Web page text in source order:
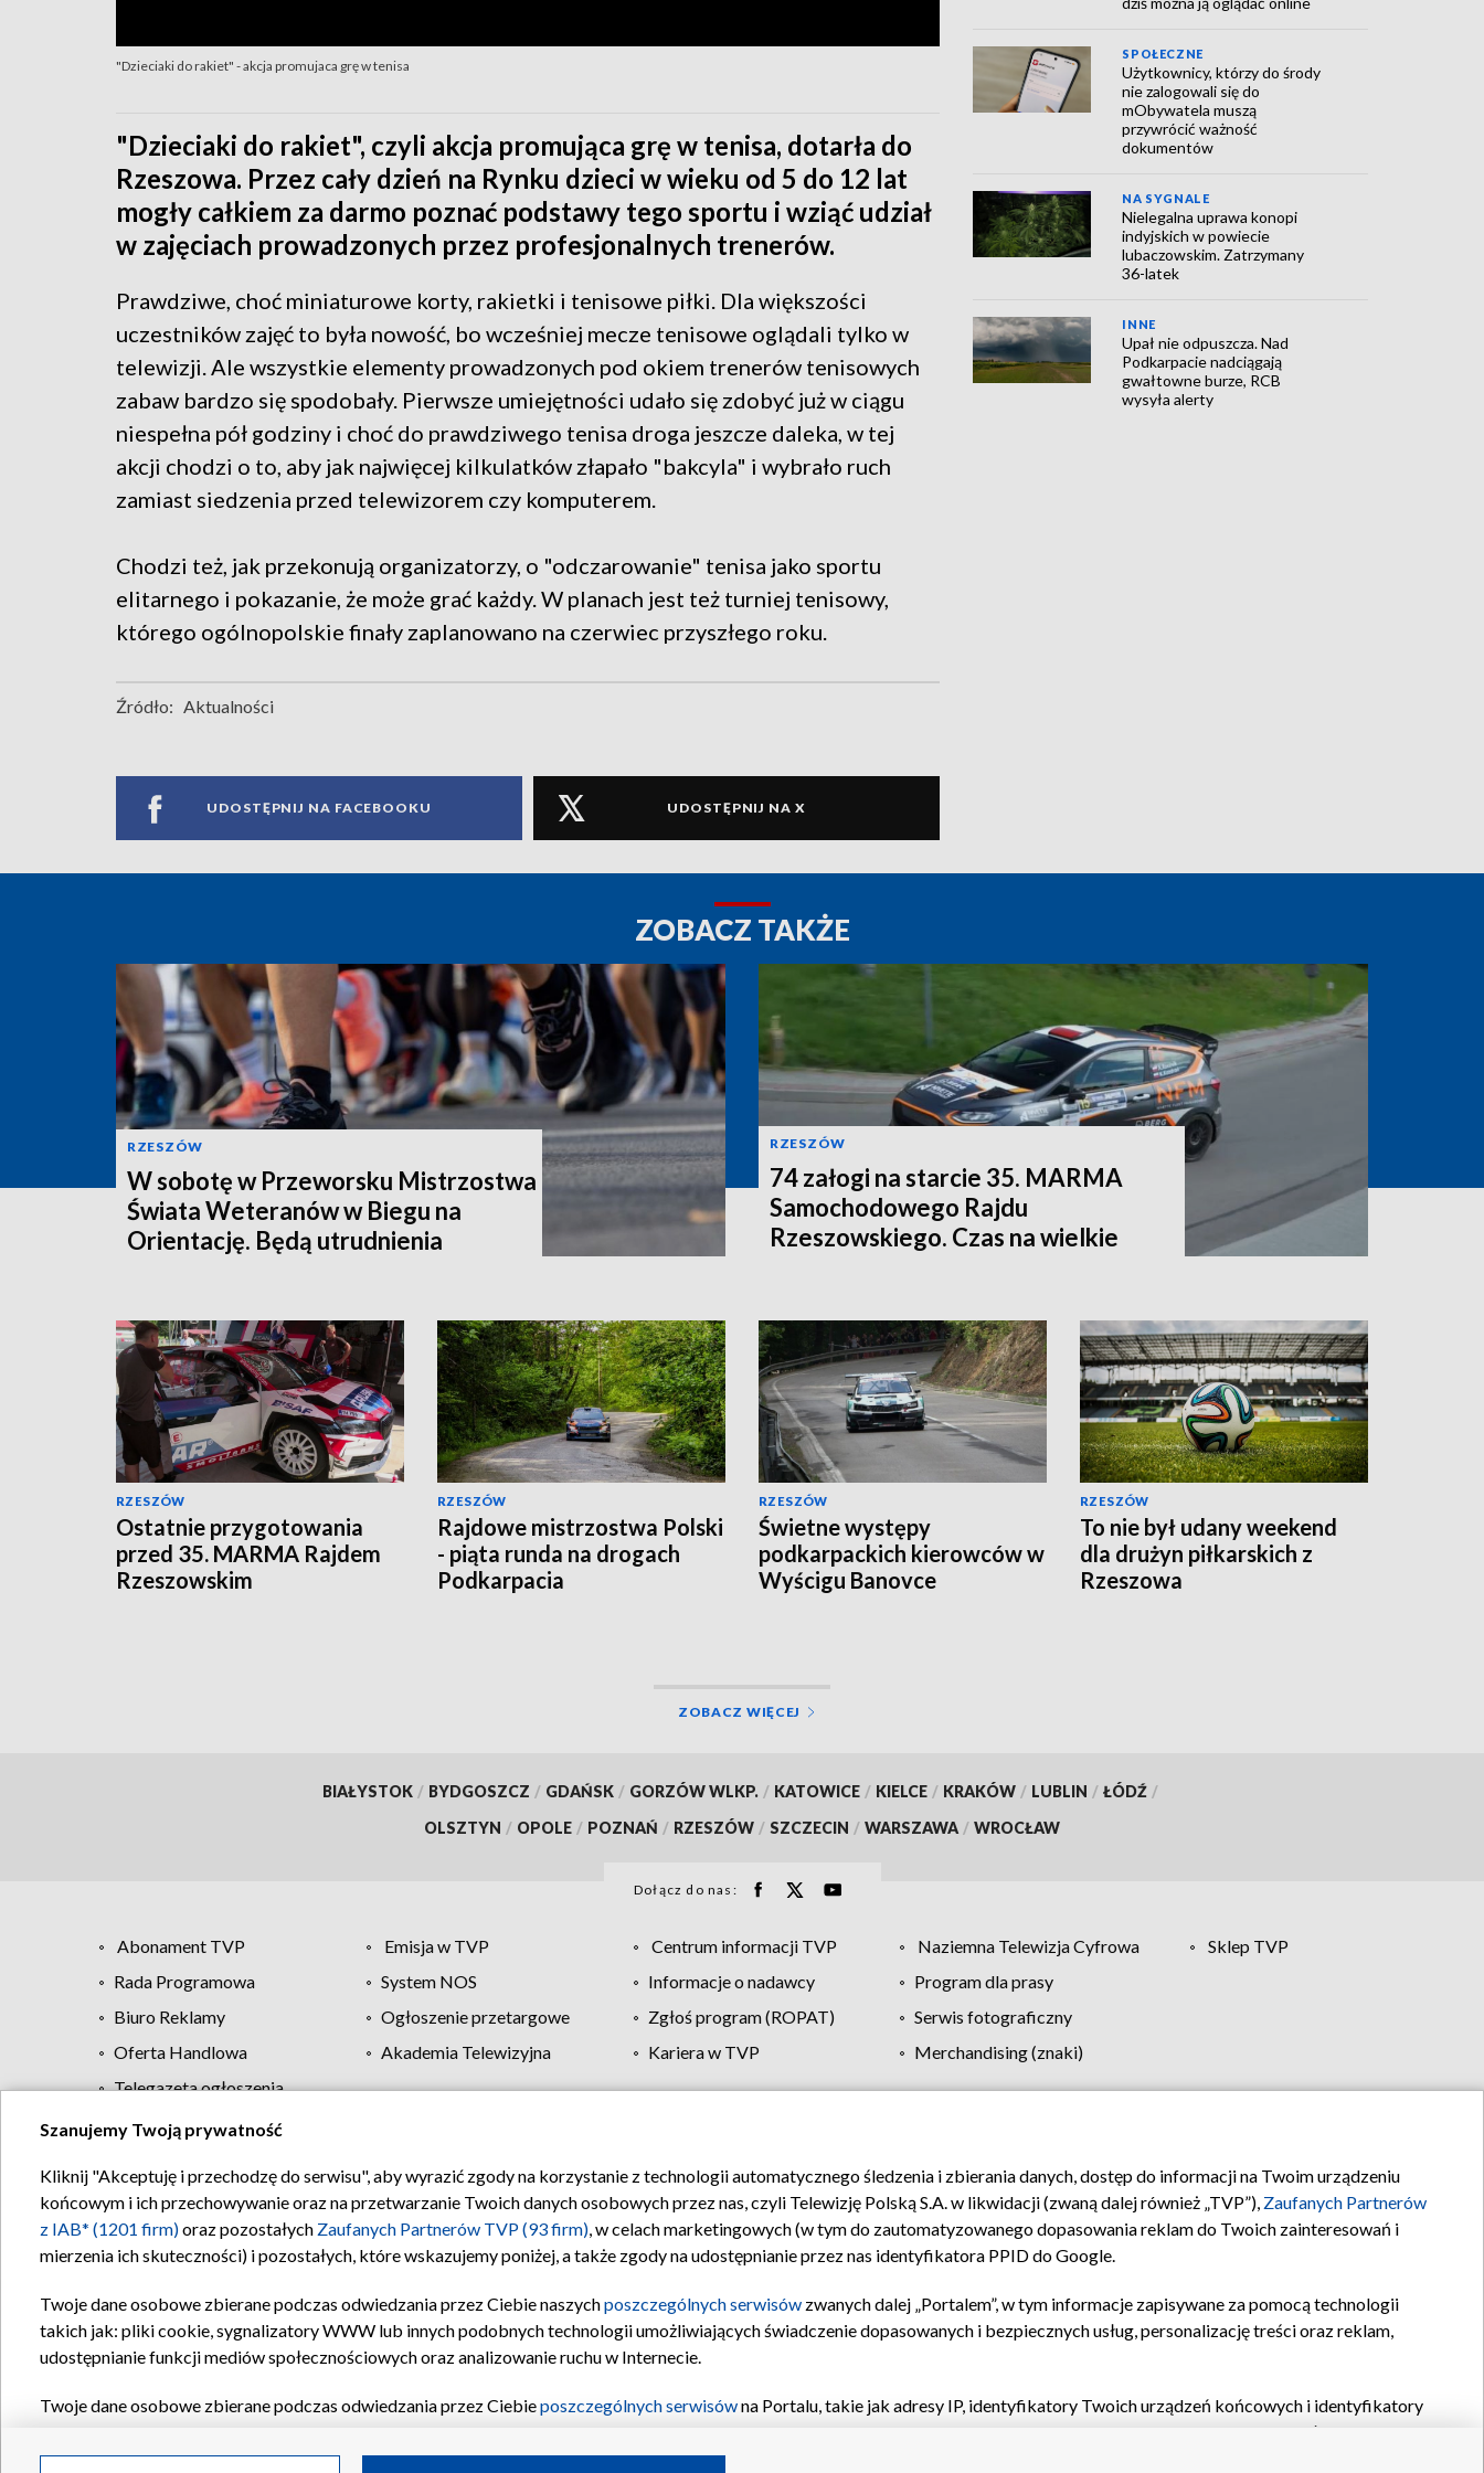
"Dzieciaki do rakiet" - akcja promujaca grę w tenisa
"Dzieciaki do rakiet", czyli akcja promująca grę w tenisa, dotarła do
Rzeszowa. Przez cały dzień na Rynku dzieci w wieku od 5 do 12 lat
mogły całkiem za darmo poznać podstawy tego sportu i wziąć udział
w zajęciach prowadzonych przez profesjonalnych trenerów.
Prawdziwe, choć miniaturowe korty, rakietki i tenisowe piłki. Dla większości
uczestników zajęć to była nowość, bo wcześniej mecze tenisowe oglądali tylko w
telewizji. Ale wszystkie elementy prowadzonych pod okiem trenerów tenisowych
zabaw bardzo się spodobały. Pierwsze umiejętności udało się zdobyć już w ciągu
niespełna pół godziny i choć do prawdziwego tenisa droga jeszcze daleka, w tej
akcji chodzi o to, aby jak najwięcej kilkulatków złapało "bakcyla" i wybrało ruch
zamiast siedzenia przed telewizorem czy komputerem.
Chodzi też, jak przekonują organizatorzy, o "odczarowanie" tenisa jako sportu
elitarnego i pokazanie, że może grać każdy. W planach jest też turniej tenisowy,
którego ogólnopolskie finały zaplanowano na czerwiec przyszłego roku.
Źródło: Aktualności
UDOSTĘPNIJ NA FACEBOOKU UDOSTĘPNIJ NA X
SPOŁECZNE
Użytkownicy, którzy do środy
nie zalogowali się do
mObywatela muszą
przywrócić ważność
dokumentów
NA SYGNALE
Nielegalna uprawa konopi
indyjskich w powiecie
lubaczowskim. Zatrzymany
36-latek
INNE
Upał nie odpuszcza. Nad
Podkarpacie nadciągają
gwałtowne burze, RCB
wysyła alerty
ZOBACZ TAKŻE
RZESZÓW
W sobotę w Przeworsku Mistrzostwa
Świata Weteranów w Biegu na
Orientację. Będą utrudnienia
RZESZÓW
74 załogi na starcie 35. MARMA
Samochodowego Rajdu
Rzeszowskiego. Czas na wielkie
RZESZÓW
Ostatnie przygotowania
przed 35. MARMA Rajdem
Rzeszowskim
RZESZÓW
Rajdowe mistrzostwa Polski
- piąta runda na drogach
Podkarpacia
RZESZÓW
Świetne występy
podkarpackich kierowców w
Wyścigu Banovce
RZESZÓW
To nie był udany weekend
dla drużyn piłkarskich z
Rzeszowa
ZOBACZ WIĘCEJ
BIAŁYSTOK / BYDGOSZCZ / GDAŃSK / GORZÓW WLKP. / KATOWICE / KIELCE / KRAKÓW / LUBLIN / ŁÓDŹ /
OLSZTYN / OPOLE / POZNAŃ / RZESZÓW / SZCZECIN / WARSZAWA / WROCŁAW
Dołącz do nas:
Abonament TVP Emisja w TVP Centrum informacji TVP Naziemna Telewizja Cyfrowa
Sklep TVP
Rada Programowa
System NOS Informacje o nadawcy
Program dla prasy
Biuro Reklamy
Ogłoszenie przetargowe Zgłoś program (ROPAT)
Serwis fotograficzny
Oferta Handlowa
Akademia Telewizyjna Kariera w TVP
Merchandising (znaki)
Telegazeta ogłoszenia
Regulamin TVP Polityka prywatności Moje zgody Pomoc Biuro reklamy Kontakt
Szanujemy Twoją prywatność
Kliknij "Akceptuję i przechodzę do serwisu", aby wyrazić zgody na korzystanie z technologii automatycznego śledzenia i zbierania danych, dostęp do informacji na Twoim urządzeniu
końcowym i ich przechowywanie oraz na przetwarzanie Twoich danych osobowych przez nas, czyli Telewizję Polską S.A. w likwidacji (zwaną dalej również „TVP”), Zaufanych Partnerów
z IAB* (1201 firm)oraz pozostałych Zaufanych Partnerów TVP (93 firm), w celach marketingowych (w tym do zautomatyzowanego dopasowania reklam do Twoich zainteresowań i
mierzenia ich skuteczności) i pozostałych, które wskazujemy poniżej, a także zgody na udostępnianie przez nas identyfikatora PPID do Google.
Twoje dane osobowe zbierane podczas odwiedzania przez Ciebie naszychposzczególnych serwisów zwanych dalej „Portalem”, w tym informacje zapisywane za pomocą technologii
takich jak: pliki cookie, sygnalizatory WWW lub innych podobnych technologii umożliwiających świadczenie dopasowanych i bezpiecznych usług, personalizację treści oraz reklam,
udostępnianie funkcji mediów społecznościowych oraz analizowanie ruchu w Internecie.
Twoje dane osobowe zbierane podczas odwiedzania przez Ciebieposzczególnych serwisówna Portalu, takie jak adresy IP, identyfikatory Twoich urządzeń końcowych i identyfikatory
oraz pozostałych
Partnerów TVPdla realizacji następujących celów i funkcji: przechowywania informacji na urządzeniu lub dostęp do nich, wyboru podstawowych reklam, wyboru spersonalizowanych